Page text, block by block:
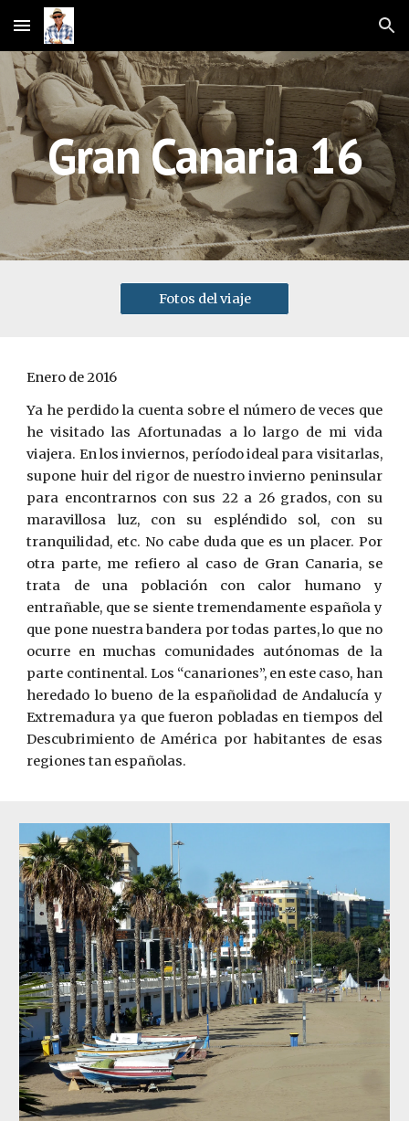
Skip to main content Skip to navigation
Gran Canaria 16
Fotos del viaje
Enero de 2016
Ya he perdido la cuenta sobre el número de veces que
he visitado las Afortunadas a lo largo de mi vida
viajera. En los inviernos, período ideal para visitarlas,
supone huir del rigor de nuestro invierno peninsular
para encontrarnos con sus 22 a 26 grados, con su
maravillosa luz, con su espléndido sol, con su
tranquilidad, etc. No cabe duda que es un placer. Por
otra parte, me refiero al caso de Gran Canaria, se
trata de una población con calor humano y
entrañable, que se siente tremendamente española y
que pone nuestra bandera por todas partes, lo que no
ocurre en muchas comunidades autónomas de la
parte continental. Los “canariones”, en este caso, han
heredado lo bueno de la españolidad de Andalucía y
Extremadura ya que fueron pobladas en tiempos del
Descubrimiento de América por habitantes de esas
regiones tan españolas.